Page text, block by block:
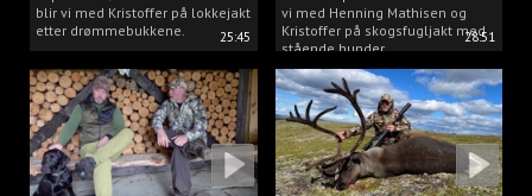
25:45
blir vi med Kristoffer på lokkejakt
etter drømmebukkene.
28:51
vi med Henning Mathisen og
Kristoffer på skogsfugljakt med
stående hunder.